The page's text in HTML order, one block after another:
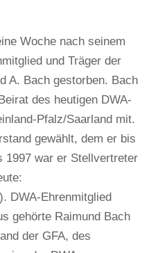
Woche nach seinem
und Träger der
A. Bach gestorben. Bach
des heutigen DWA-
Pfalz/Saarland mit.
gewählt, dem er bis
1997 war er Stellvertreter
DWA-Ehrenmitglied
gehörte Raimund Bach
der GFA, des